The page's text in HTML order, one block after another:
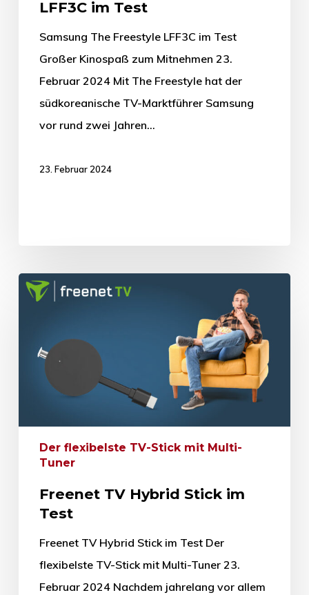
LFF3C im Test
Samsung The Freestyle LFF3C im Test
Großer Kinospaß zum Mitnehmen 23.
Februar 2024 Mit The Freestyle hat der
südkoreanische TV-Marktführer Samsung
vor rund zwei Jahren…
23. Februar 2024
Der flexibelste TV-Stick mit Multi-
Tuner
Freenet TV Hybrid Stick im
Test
Freenet TV Hybrid Stick im Test Der
flexibelste TV-Stick mit Multi-Tuner 23.
Februar 2024 Nachdem jahrelang vor allem